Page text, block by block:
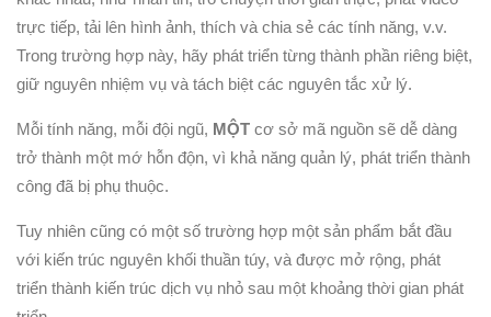
trực tiếp, tải lên hình ảnh, thích và chia sẻ các tính năng, v.v.
Trong trường hợp này, hãy phát triển từng thành phần riêng biệt,
giữ nguyên nhiệm vụ và tách biệt các nguyên tắc xử lý.
Mỗi tính năng, mỗi đội ngũ, MỘT cơ sở mã nguồn sẽ dễ dàng
trở thành một mớ hỗn độn, vì khả năng quản lý, phát triển thành
công đã bị phụ thuộc.
Tuy nhiên cũng có một số trường hợp một sản phẩm bắt đầu
với kiến trúc nguyên khối thuần túy, và được mở rộng, phát
triển thành kiến trúc dịch vụ nhỏ sau một khoảng thời gian phát